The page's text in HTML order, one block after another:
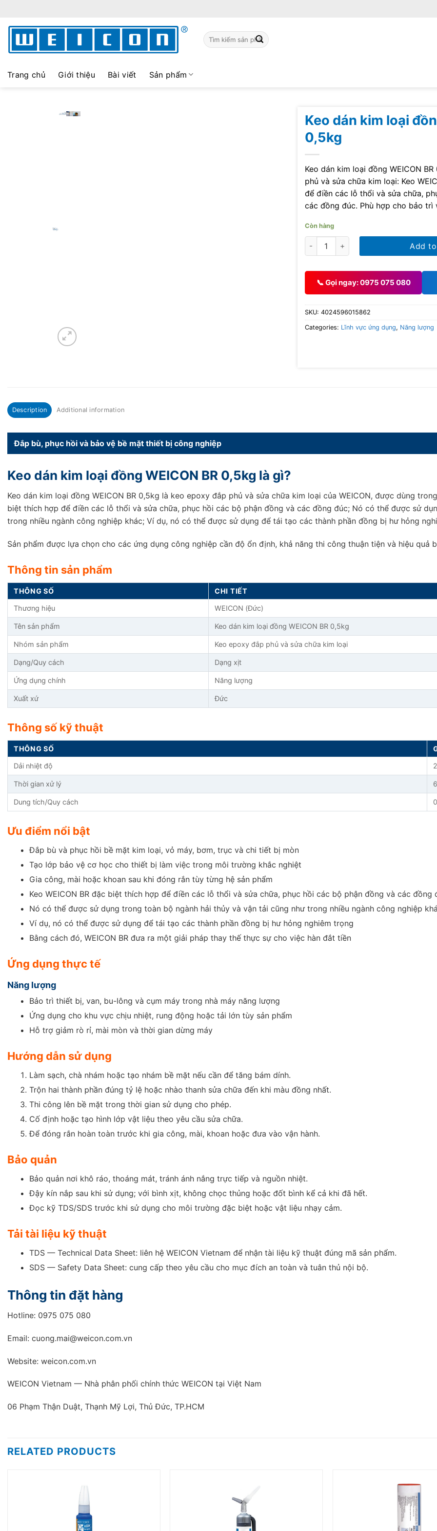
content
Search
for:
Trang chủ Giới thiệu Bài viết Sản phẩm
Keo dán kim loại
0,5kg
Keo dán kim loại đồng WEICON
phủ và sửa chữa kim loại: Keo
để điền các lỗ thổi và sửa chữa,
các đồng đúc. Phù hợp cho bảo trì
Còn hàng
Keo dán kim loại đồng WEICON BR
Add
📞 Gọi ngay: 0975 075 080
SKU: 4024596015862
Categories: Lĩnh vực ứng dụng, Năng lượng
Description Additional information
Đắp bù, phục hồi và bảo vệ bề mặt thiết bị công nghiệp
Keo dán kim loại đồng WEICON BR 0,5kg là gì?
Keo dán kim loại đồng WEICON BR 0,5kg là keo epoxy đắp phủ và sửa chữa kim loại của WEICON, được dùng
biệt thích hợp để điền các lỗ thổi và sửa chữa, phục hồi các bộ phận đồng và các đồng đúc; Nó có thể được sử
trong nhiều ngành công nghiệp khác; Ví dụ, nó có thể được sử dụng để tái tạo các thành phần đồng bị hư hỏng
Sản phẩm được lựa chọn cho các ứng dụng công nghiệp cần độ ổn định, khả năng thi công thuận tiện và hiệu quả
Thông tin sản phẩm
THÔNG SỐ CHI TIẾT
Thương hiệu WEICON (Đức)
Tên sản phẩm Keo dán kim loại đồng WEICON BR 0,5kg
Nhóm sản phẩm Keo epoxy đắp phủ và sửa chữa kim loại
Dạng/Quy cách Dạng xịt
Ứng dụng chính Năng lượng
Xuất xứ Đức
Thông số kỹ thuật
THÔNG SỐ
Dải nhiệt độ
Thời gian xử lý
Dung tích/Quy cách
Ưu điểm nổi bật
Đắp bù và phục hồi bề mặt kim loại, vỏ máy, bơm, trục và chi tiết bị mòn
Tạo lớp bảo vệ cơ học cho thiết bị làm việc trong môi trường khắc nghiệt
Gia công, mài hoặc khoan sau khi đóng rắn tùy từng hệ sản phẩm
Keo WEICON BR đặc biệt thích hợp để điền các lỗ thổi và sửa chữa, phục hồi các bộ phận đồng và các đồng
Nó có thể được sử dụng trong toàn bộ ngành hải thủy và vận tải cũng như trong nhiều ngành công nghiệp
Ví dụ, nó có thể được sử dụng để tái tạo các thành phần đồng bị hư hỏng nghiêm trọng
Bằng cách đó, WEICON BR đưa ra một giải pháp thay thế thực sự cho việc hàn đắt tiền
Ứng dụng thực tế
Năng lượng
Bảo trì thiết bị, van, bu-lông và cụm máy trong nhà máy năng lượng
Ứng dụng cho khu vực chịu nhiệt, rung động hoặc tải lớn tùy sản phẩm
Hỗ trợ giảm rò rỉ, mài mòn và thời gian dừng máy
Hướng dẫn sử dụng
Làm sạch, chà nhám hoặc tạo nhám bề mặt nếu cần để tăng bám dính.
Trộn hai thành phần đúng tỷ lệ hoặc nhào thanh sửa chữa đến khi màu đồng nhất.
Thi công lên bề mặt trong thời gian sử dụng cho phép.
Cố định hoặc tạo hình lớp vật liệu theo yêu cầu sửa chữa.
Để đóng rắn hoàn toàn trước khi gia công, mài, khoan hoặc đưa vào vận hành.
Bảo quản
Bảo quản nơi khô ráo, thoáng mát, tránh ánh nắng trực tiếp và nguồn nhiệt.
Đậy kín nắp sau khi sử dụng; với bình xịt, không chọc thủng hoặc đốt bình kể cả khi đã hết.
Đọc kỹ TDS/SDS trước khi sử dụng cho môi trường đặc biệt hoặc vật liệu nhạy cảm.
Tải tài liệu kỹ thuật
TDS — Technical Data Sheet: liên hệ WEICON Vietnam để nhận tài liệu kỹ thuật đúng mã sản phẩm.
SDS — Safety Data Sheet: cung cấp theo yêu cầu cho mục đích an toàn và tuân thủ nội bộ.
Thông tin đặt hàng
Hotline: 0975 075 080
Email: cuong.mai@weicon.com.vn
Website: weicon.com.vn
WEICON Vietnam — Nhà phân phối chính thức WEICON tại Việt Nam
06 Phạm Thận Duật, Thạnh Mỹ Lợi, Thủ Đức, TP.HCM
RELATED PRODUCTS